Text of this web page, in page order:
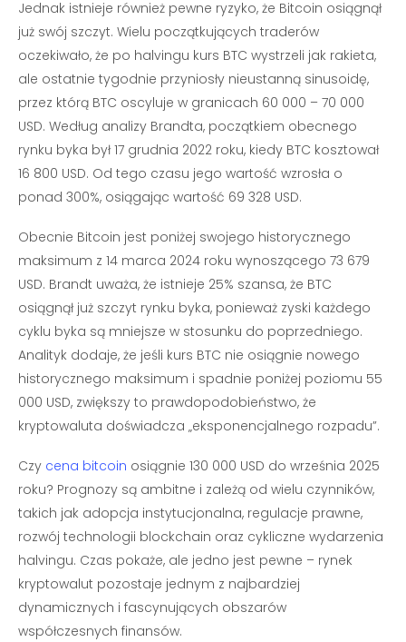
Jednak istnieje również pewne ryzyko, że Bitcoin osiągnął
już swój szczyt. Wielu początkujących traderów
oczekiwało, że po halvingu kurs BTC wystrzeli jak rakieta,
ale ostatnie tygodnie przyniosły nieustanną sinusoidę,
przez którą BTC oscyluje w granicach 60 000 – 70 000
USD. Według analizy Brandta, początkiem obecnego
rynku byka był 17 grudnia 2022 roku, kiedy BTC kosztował
16 800 USD. Od tego czasu jego wartość wzrosła o
ponad 300%, osiągając wartość 69 328 USD.
Obecnie Bitcoin jest poniżej swojego historycznego
maksimum z 14 marca 2024 roku wynoszącego 73 679
USD. Brandt uważa, że istnieje 25% szansa, że BTC
osiągnął już szczyt rynku byka, ponieważ zyski każdego
cyklu byka są mniejsze w stosunku do poprzedniego.
Analityk dodaje, że jeśli kurs BTC nie osiągnie nowego
historycznego maksimum i spadnie poniżej poziomu 55
000 USD, zwiększy to prawdopodobieństwo, że
kryptowaluta doświadcza „eksponencjalnego rozpadu”.
Czy cena bitcoin osiągnie 130 000 USD do września 2025
roku? Prognozy są ambitne i zależą od wielu czynników,
takich jak adopcja instytucjonalna, regulacje prawne,
rozwój technologii blockchain oraz cykliczne wydarzenia
halvingu. Czas pokaże, ale jedno jest pewne – rynek
kryptowalut pozostaje jednym z najbardziej
dynamicznych i fascynujących obszarów
współczesnych finansów.